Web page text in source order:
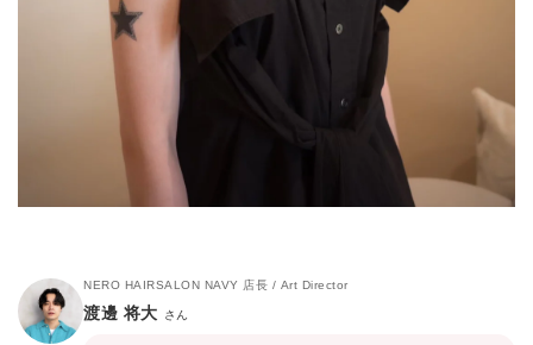
NERO HAIRSALON NAVY 店長 / Art Director
渡邊 将大 さん